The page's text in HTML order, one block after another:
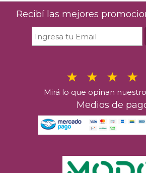
Recibí las mejores
Mirá lo que opinan
Medios de